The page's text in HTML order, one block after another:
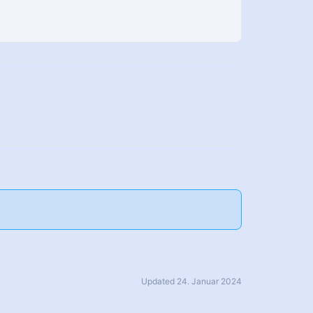
Updated 24. Januar 2024